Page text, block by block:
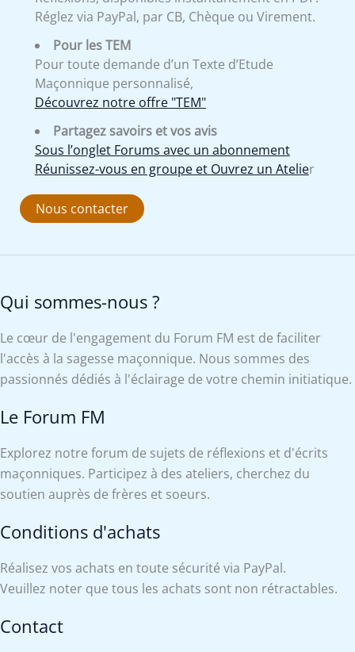
Réglez via PayPal, par CB, Chèque ou Virement.
Pour les TEM
Pour toute demande d’un Texte d’Etude
Maçonnique personnalisé,
Découvrez notre offre "TEM"
Partagez savoirs et vos avis
Sous l’onglet Forums avec un abonnement
Réunissez-vous en groupe et Ouvrez un Atelier
Nous contacter
Qui sommes-nous ?
Le cœur de l'engagement du Forum FM est de faciliter
l'accès à la sagesse maçonnique. Nous sommes des
passionnés dédiés à l'éclairage de votre chemin initiatique.
Le Forum FM
Explorez notre forum de sujets de réflexions et d'écrits
maçonniques. Participez à des ateliers, cherchez du
soutien auprès de frères et soeurs.
Conditions d'achats
Réalisez vos achats en toute sécurité via PayPal.
Veuillez noter que tous les achats sont non rétractables.
Contact